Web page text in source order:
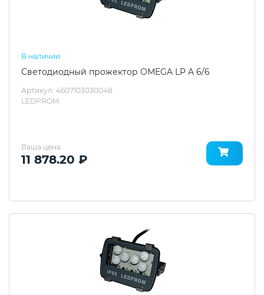
В наличии
Светодиодный прожектор OMEGA LP A 6/6
Артикул: 4607103030048
LEDPROM
Ваша цена
11 878.20 ₽